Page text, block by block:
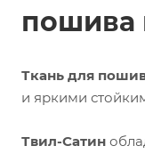
пошива
Ткань для
и яркими
Твил-Сатин